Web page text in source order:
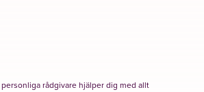
personliga rådgivare hjälper dig med allt